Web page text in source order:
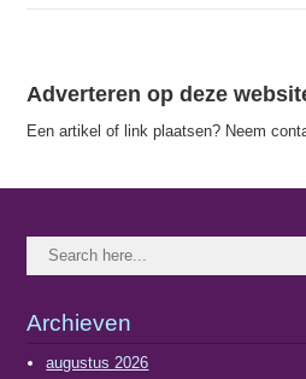
Adverteren op deze
Een artikel of link plaatsen? Neem
Archieven
augustus 2026